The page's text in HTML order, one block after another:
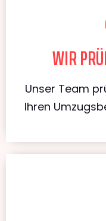
WIR
Unser Team
Ihren